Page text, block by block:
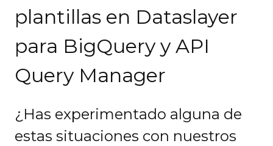
plantillas en Dataslayer
para BigQuery y API
Query Manager
¿Has experimentado alguna de
estas situaciones con nuestros